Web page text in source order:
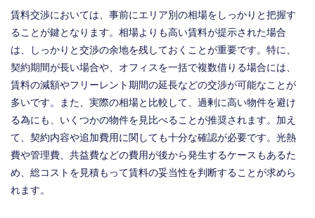
賃料交渉においては、事前にエリア別の相場をしっかりと把握す
ることが鍵となります。相場よりも高い賃料が提示された場合
は、しっかりと交渉の余地を残しておくことが重要です。特に、
契約期間が長い場合や、オフィスを一括で複数借りる場合には、
賃料の減額やフリーレント期間の延長などの交渉が可能なことが
多いです。また、実際の相場と比較して、過剰に高い物件を避け
る為にも、いくつかの物件を見比べることが推奨されます。加え
て、契約内容や追加費用に関しても十分な確認が必要です。光熱
費や管理費、共益費などの費用が後から発生するケースもあるた
め、総コストを見積もって賃料の妥当性を判断することが求めら
れます。